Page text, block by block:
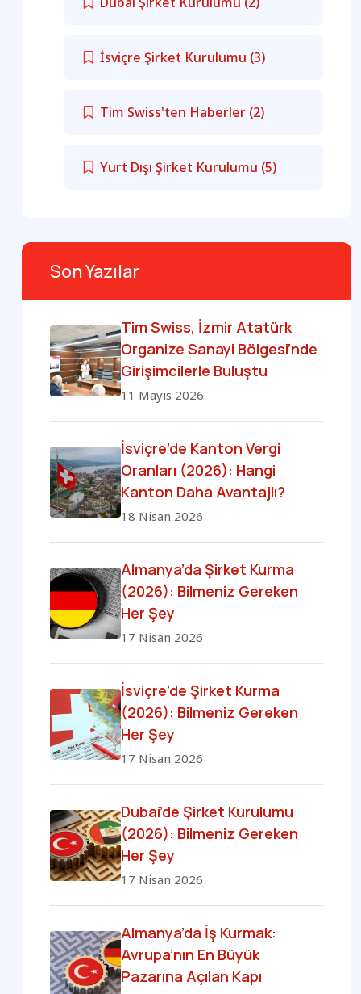
İsviçre Şirket Kurulumu (3)
Tim Swiss'ten Haberler (2)
Yurt Dışı Şirket Kurulumu (5)
Son Yazılar
Tim Swiss, İzmir Atatürk
Organize Sanayi Bölgesi’nde
Girişimcilerle Buluştu
11 Mayıs 2026
İsviçre’de Kanton Vergi
Oranları (2026): Hangi
Kanton Daha Avantajlı?
18 Nisan 2026
Almanya’da Şirket Kurma
(2026): Bilmeniz Gereken
Her Şey
17 Nisan 2026
İsviçre’de Şirket Kurma
(2026): Bilmeniz Gereken
Her Şey
17 Nisan 2026
Dubai’de Şirket Kurulumu
(2026): Bilmeniz Gereken
Her Şey
17 Nisan 2026
Almanya’da İş Kurmak:
Avrupa’nın En Büyük
Pazarına Açılan Kapı